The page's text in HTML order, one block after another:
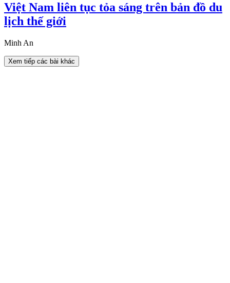
Việt Nam liên tục tỏa sáng trên bản đồ du
lịch thế giới
Minh An
Xem tiếp các bài khác